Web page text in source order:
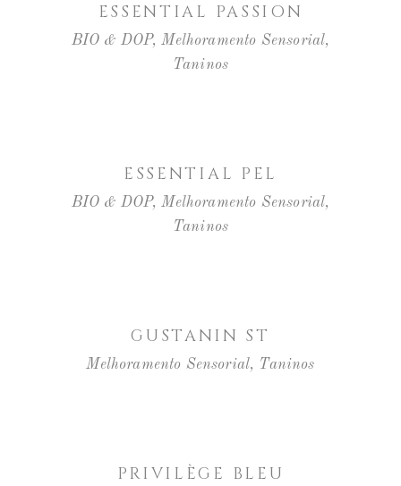
ESSENTIAL PASSION
BIO & DOP,Melhoramento Sensorial,
Taninos
ESSENTIAL PEL
BIO & DOP,Melhoramento Sensorial,
Taninos
GUSTANIN ST
Melhoramento Sensorial, Taninos
PRIVILÈGE BLEU